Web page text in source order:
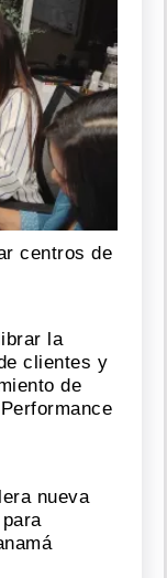
centros de
la
clientes y
de
nueva